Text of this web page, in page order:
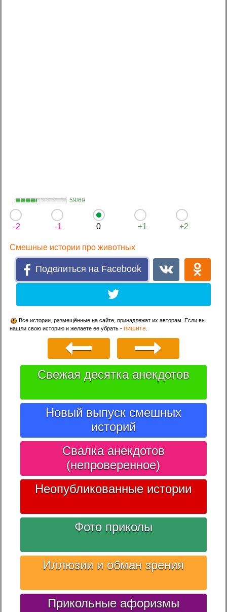
59/69
-2 -1 0 +1 +2
Смешные истории про животных
Поделиться на Facebook
Все истории, размещённые на сайте, принадлежат их авторам. Если вы
нашли свою историю и желаете ее убрать -пишите
Свежая десятка анекдотов
Новый выпуск смешных
историй
Свалка анекдотов
(непроверенное)
Неопубликованные истории
Фото приколы
Иллюзии и обман зрения
Прикольные афоризмы